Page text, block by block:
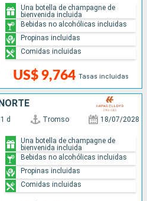
US$ 9,764 Tasas incluidas
Una botella de champagne de
bienvenida incluida
Bebidas no alcohólicas incluidas
Propinas incluidas
Comidas incluidas
d Tromso 18/07/2028
Una botella de champagne de
bienvenida incluida
Bebidas no alcohólicas incluidas
Propinas incluidas
Comidas incluidas